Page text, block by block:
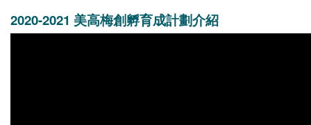
2020-2021 美高梅創孵育成計劃介紹